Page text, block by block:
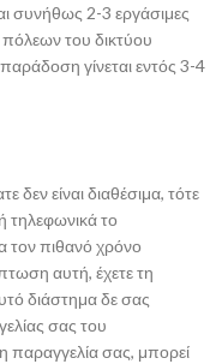
συνήθως 2-3 εργάσιμες
πόλεων του δικτύου
γίνεται εντός 3-4
είναι διαθέσιμα, τότε
τηλεφωνικά το
τον πιθανό χρόνο
αυτή, έχετε τη
διάστημα δε σας
σας του
παραγγελία σας, μπορεί